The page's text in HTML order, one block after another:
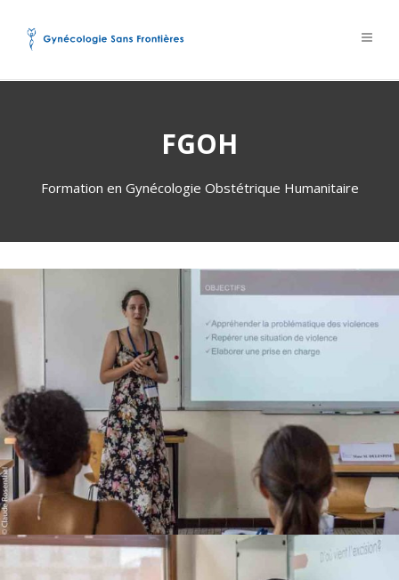
FGOH
Formation en Gynécologie Obstétrique Humanitaire